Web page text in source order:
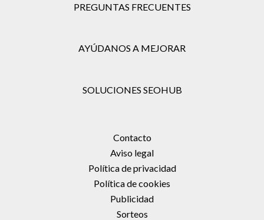
PREGUNTAS FRECUENTES
AYÚDANOS A MEJORAR
SOLUCIONES SEOHUB
Contacto
Aviso legal
Política de privacidad
Política de cookies
Publicidad
Sorteos